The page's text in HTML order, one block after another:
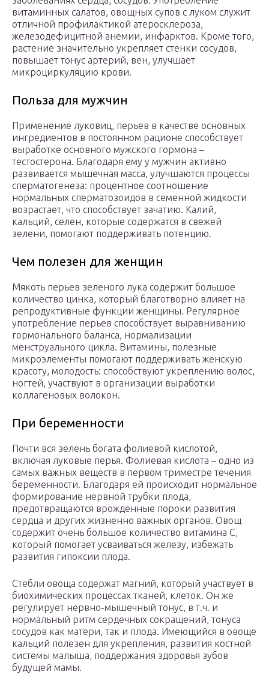
витаминных салатов, овощных супов с луком служит
отличной профилактикой атеросклероза,
железодефицитной анемии, инфарктов. Кроме того,
растение значительно укрепляет стенки сосудов,
повышает тонус артерий, вен, улучшает
микроциркуляцию крови.
Польза для мужчин
Применение луковиц, перьев в качестве основных
ингредиентов в постоянном рационе способствует
выработке основного мужского гормона –
тестостерона. Благодаря ему у мужчин активно
развивается мышечная масса, улучшаются процессы
сперматогенеза: процентное соотношение
нормальных сперматозоидов в семенной жидкости
возрастает, что способствует зачатию. Калий,
кальций, селен, которые содержатся в свежей
зелени, помогают поддерживать потенцию.
Чем полезен ­для женщин
Мякоть перьев зеленого лука содержит большое
количество цинка, который благотворно влияет на
репродуктивные функции женщины. Регулярное
употребление перьев способствует выравниванию
гормонального баланса, нормализации
менструального цикла. Витамины, полезные
микроэлементы помогают поддерживать женскую
красоту, молодость: способствуют укреплению волос,
ногтей, участвуют в организации выработки
коллагеновых волокон.
При беременности
Почти вся зелень богата фолиевой кислотой,
включая луковые перья. Фолиевая кислота – одно из
самых важных веществ в первом триместре течения
беременности. Благодаря ей происходит нормальное
формирование нервной трубки плода,
предотвращаются врожденные пороки развития
сердца и других жизненно важных органов. Овощ
содержит очень большое количество витамина C,
который помогает усваиваться железу, избежать
развития гипоксии плода.
Стебли овоща содержат магний, который участвует в
биохимических процессах тканей, клеток. Он же
регулирует нервно-мышечный тонус, в т.ч. и
нормальный ритм сердечных сокращений, тонуса
сосудов как матери, так и плода. Имеющийся в овоще
кальций полезен для укрепления, развития костной
системы малыша, поддержания здоровья зубов
будущей мамы.